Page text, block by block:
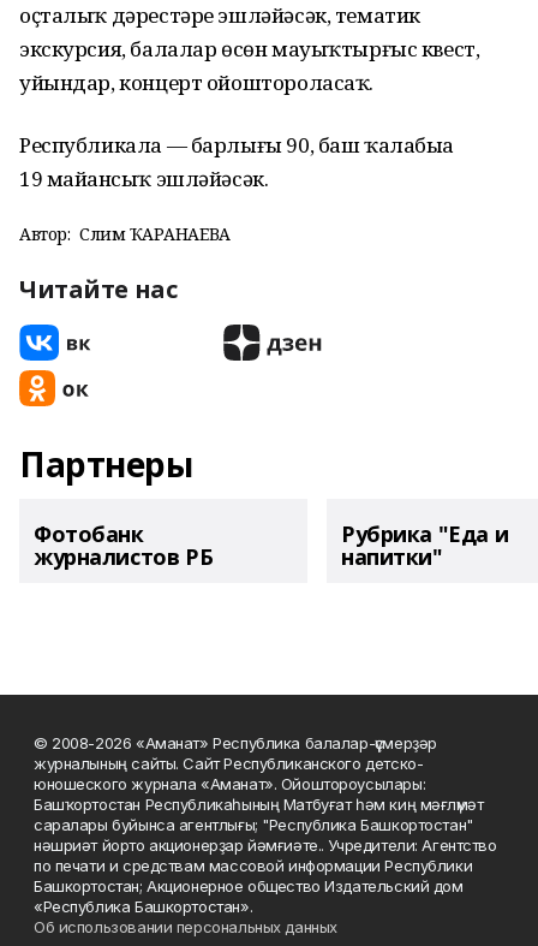
оҫталыҡ дәрестәре эшләйәсәк, тематик
экскурсия, балалар өсөн мауыҡтырғыс квест,
уйындар, концерт ойоштороласаҡ.
Республикала — барлығы 90, баш ҡалабыҙҙа
19 майҙансыҡ эшләйәсәк.
Автор: Сәлимә ҠАРАНАЕВА
Читайте нас
Партнеры
Фотобанк
журналистов РБ
Рубрика "Еда и
напитки"
© 2008-2026 «Аманат» Республика балалар-үҫмерҙәр
журналының сайты. Сайт Республиканского детско-
юношеского журнала «Аманат». Ойоштороусылары:
Башҡортостан Республикаһының Матбуғат һәм киң мәғлүмәт
саралары буйынса агентлығы; "Республика Башкортостан"
нәшриәт йорто акционерҙар йәмғиәте.. Учредители: Агентство
по печати и средствам массовой информации Республики
Башкортостан; Акционерное общество Издательский дом
«Республика Башкортостан».
Об использовании персональных данных